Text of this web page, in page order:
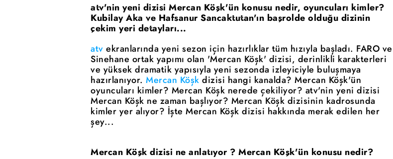
atv'nin yeni dizisi Mercan Köşk'ün konusu nedir, oyuncuları kimler?
Kubilay Aka ve Hafsanur Sancaktutan'ın başrolde olduğu dizinin
çekim yeri detayları...
atv ekranlarında yeni sezon için hazırlıklar tüm hızıyla başladı. FARO ve
Sinehane ortak yapımı olan 'Mercan Köşk' dizisi, derinlikli karakterleri
ve yüksek dramatik yapısıyla yeni sezonda izleyiciyle buluşmaya
hazırlanıyor. Mercan Köşk dizisi hangi kanalda? Mercan Köşk'ün
oyuncuları kimler? Mercan Köşk nerede çekiliyor? atv'nin yeni dizisi
Mercan Köşk ne zaman başlıyor? Mercan Köşk dizisinin kadrosunda
kimler yer alıyor? İşte Mercan Köşk dizisi hakkında merak edilen her
şey...
Mercan Köşk dizisi ne anlatıyor ? Mercan Köşk'ün konusu nedir?